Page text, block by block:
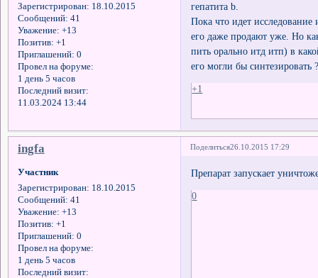
Зарегистрирован: 18.10.2015
Сообщений: 41
Уважение: +13
Позитив: +1
Приглашений: 0
Провел на форуме:
1 день 5 часов
Последний визит:
11.03.2024 13:44
гепатита b.
Пока что идет
его даже продают уже. Но
пить орально итд итп) в
его могли бы синтезировать
+1
Поделиться26.10.2015 17:29
ingfa
Участник
Зарегистрирован: 18.10.2015
Сообщений: 41
Уважение: +13
Позитив: +1
Приглашений: 0
Провел на форуме:
1 день 5 часов
Последний визит:
Препарат запускает
0